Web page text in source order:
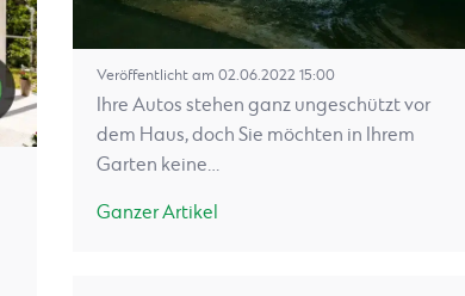
Veröffentlicht am 02.06.2022 15:00
Ihre Autos stehen ganz ungeschützt vor
dem Haus, doch Sie möchten in Ihrem
Garten keine…
Ganzer Artikel